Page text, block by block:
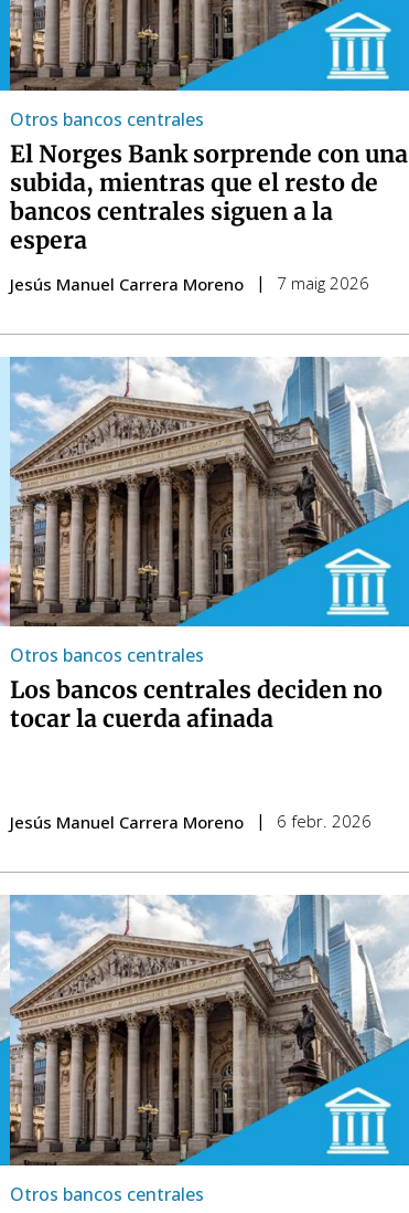
Otros bancos centrales
El Norges Bank sorprende con una
subida, mientras que el resto de
bancos centrales siguen a la
espera
Jesús Manuel Carrera Moreno 7 maig 2026
Otros bancos centrales
Los bancos centrales deciden no
tocar la cuerda afinada
Jesús Manuel Carrera Moreno 6 febr. 2026
Otros bancos centrales